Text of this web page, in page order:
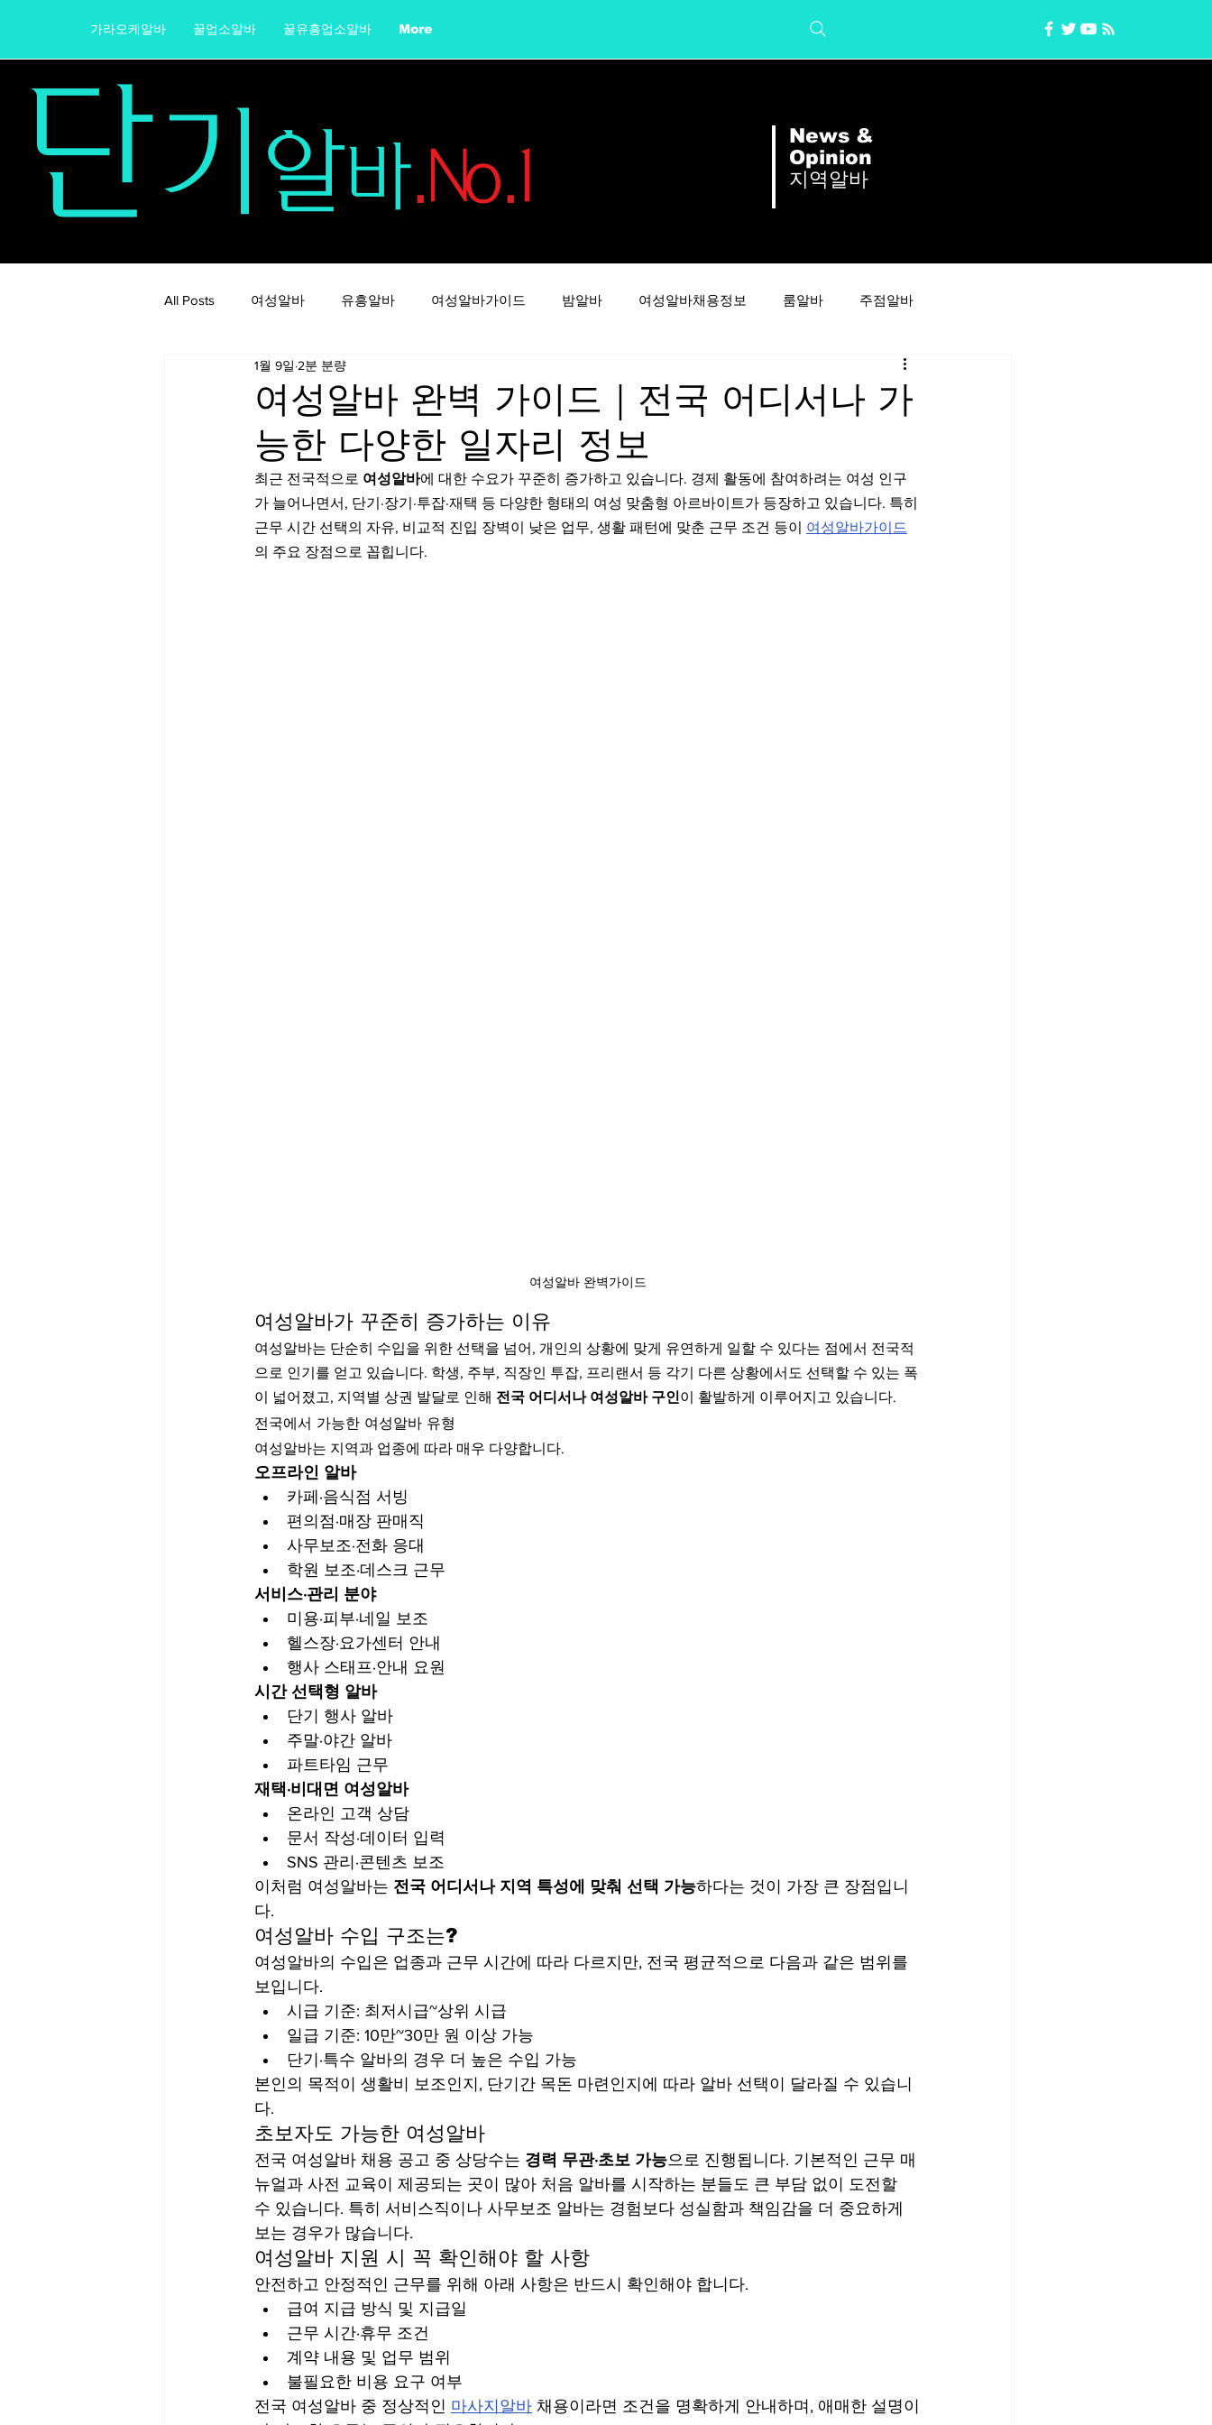
가라오케알바 꿀업소알바 꿀유흥업소알바 More
단기 알바.No.1
News &
Opinion
지역알바
All Posts 여성알바 유흥알바 여성알바가이드 밤알바 여성알바채용정보 룸알바 주점알바
가라오케알바 노래주점알바
학생알바 대학생알바 꿀알바 장기알바
여성알바 완벽 가이드｜전국 어디서나 가
능한 다양한 일자리 정보
1월 9일 2분 분량
최근 전국적으로 여성알바에 대한 수요가 꾸준히 증가하고 있습니다. 경제 활동에 참여하려는 여성 인구
가 늘어나면서, 단기·장기·투잡·재택 등 다양한 형태의 여성 맞춤형 아르바이트가 등장하고 있습니다. 특히
근무 시간 선택의 자유, 비교적 진입 장벽이 낮은 업무, 생활 패턴에 맞춘 근무 조건 등이 여성알바가이드
의 주요 장점으로 꼽힙니다.
여성알바 완벽가이드
여성알바가 꾸준히 증가하는 이유
여성알바는 단순히 수입을 위한 선택을 넘어, 개인의 상황에 맞게 유연하게 일할 수 있다는 점에서 전국적
으로 인기를 얻고 있습니다. 학생, 주부, 직장인 투잡, 프리랜서 등 각기 다른 상황에서도 선택할 수 있는 폭
이 넓어졌고, 지역별 상권 발달로 인해 전국 어디서나 여성알바 구인이 활발하게 이루어지고 있습니다.
전국에서 가능한 여성알바 유형
여성알바는 지역과 업종에 따라 매우 다양합니다.
오프라인 알바
카페·음식점 서빙
편의점·매장 판매직
사무보조·전화 응대
학원 보조·데스크 근무
서비스·관리 분야
미용·피부·네일 보조
헬스장·요가센터 안내
행사 스태프·안내 요원
시간 선택형 알바
단기 행사 알바
주말·야간 알바
파트타임 근무
재택·비대면 여성알바
온라인 고객 상담
문서 작성·데이터 입력
SNS 관리·콘텐츠 보조
이처럼 여성알바는 전국 어디서나 지역 특성에 맞춰 선택 가능하다는 것이 가장 큰 장점입니
다.
여성알바 수입 구조는?
여성알바의 수입은 업종과 근무 시간에 따라 다르지만, 전국 평균적으로 다음과 같은 범위를
보입니다.
시급 기준: 최저시급~상위 시급
일급 기준: 10만~30만 원 이상 가능
단기·특수 알바의 경우 더 높은 수입 가능
본인의 목적이 생활비 보조인지, 단기간 목돈 마련인지에 따라 알바 선택이 달라질 수 있습니
다.
초보자도 가능한 여성알바
전국 여성알바 채용 공고 중 상당수는 경력 무관·초보 가능으로 진행됩니다. 기본적인 근무 매
뉴얼과 사전 교육이 제공되는 곳이 많아 처음 알바를 시작하는 분들도 큰 부담 없이 도전할
수 있습니다. 특히 서비스직이나 사무보조 알바는 경험보다 성실함과 책임감을 더 중요하게
보는 경우가 많습니다.
여성알바 지원 시 꼭 확인해야 할 사항
안전하고 안정적인 근무를 위해 아래 사항은 반드시 확인해야 합니다.
급여 지급 방식 및 지급일
근무 시간·휴무 조건
계약 내용 및 업무 범위
불필요한 비용 요구 여부
전국 여성알바 중 정상적인 마사지알바 채용이라면 조건을 명확하게 안내하며, 애매한 설명이